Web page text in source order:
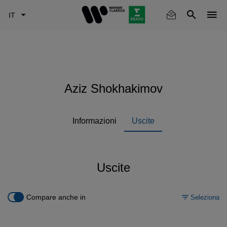
Aziz Shokhakimov
Informazioni Uscite
Uscite
Compare anche in Seleziona